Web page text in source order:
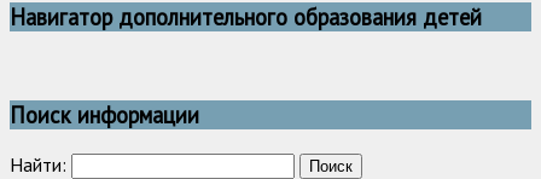
Навигатор дополнительного образования детей
Поиск информации
Найти: